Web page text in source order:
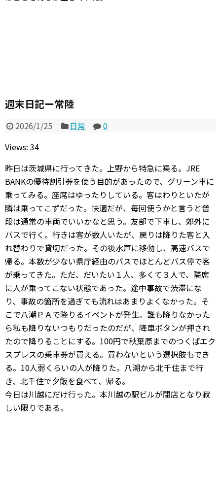
週末日記ー常陸
2026/1/25 日常
0
Views: 34
昨日は茨城県に行ってきた。上野から特急に乗る。JRE
BANKの優待割引券を使う目的があったので、グリーン車に
乗ってみる。座席はゆったりしている。客はわりといたが
隣は乗ってこずだった。快適だが、毎回使うかと言うと普
段は通常の車両でいいかなと思う。友部で下車し、郊外に
バスで行く。行きは客が数人いたが、戻りは降りた客と入
れ替わりで貸切だった。その後水戸に移動し、高速バスで
帰る。本数が少ない県庁経由のバスでほとんどバス停で客
が乗ってきた。ただ、だいたい１人、多くて３人で、隣席
に人が乗ってこない状態であった。途中事故で渋滞にな
り、事故の箇所を過ぎても流れはあまりよくなかった。そ
こで八潮ＰＡで降りるイベントが発生。誰も降りなかった
ら私も降りないつもりだったのだが、降車ボタンが押され
たので降りることにする。100円で秋葉原までのつくばエク
スプレスの乗車券が買える。買わないという選択肢もでき
る。10人弱くらいの人が降りた。八潮から北千住まで行
き、北千住で夕飯を食べて、帰る。
今日は川越にだけ行った。本川越の駅ビルが閉店となり寂
しい限りである。